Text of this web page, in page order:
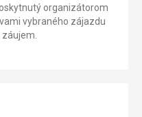
organizátorom
vybraného zájazdu